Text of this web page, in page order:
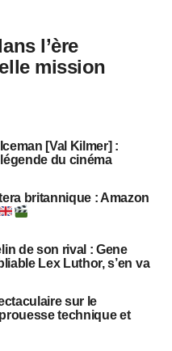
l’ère
mission
[Val Kilmer] :
du cinéma
britannique : Amazon
de son rival : Gene
Lex Luthor, s’en va
sur le
technique et